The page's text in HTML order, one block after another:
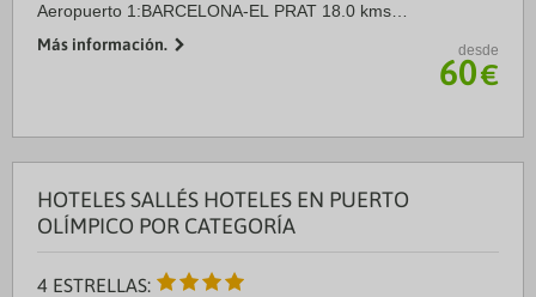
Aeropuerto 1:BARCELONA-EL PRAT 18.0 kms
Centro Ciudad:CENTRO BARCELONA 2.7 kms
Más información. desde
60€
HOTELES SALLÉS HOTELES EN PUERTO
OLÍMPICO POR CATEGORÍA
4 ESTRELLAS: